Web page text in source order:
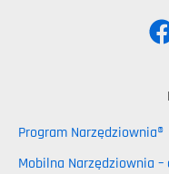
Program Narzędziownia®
Mobilna Narzędziownia